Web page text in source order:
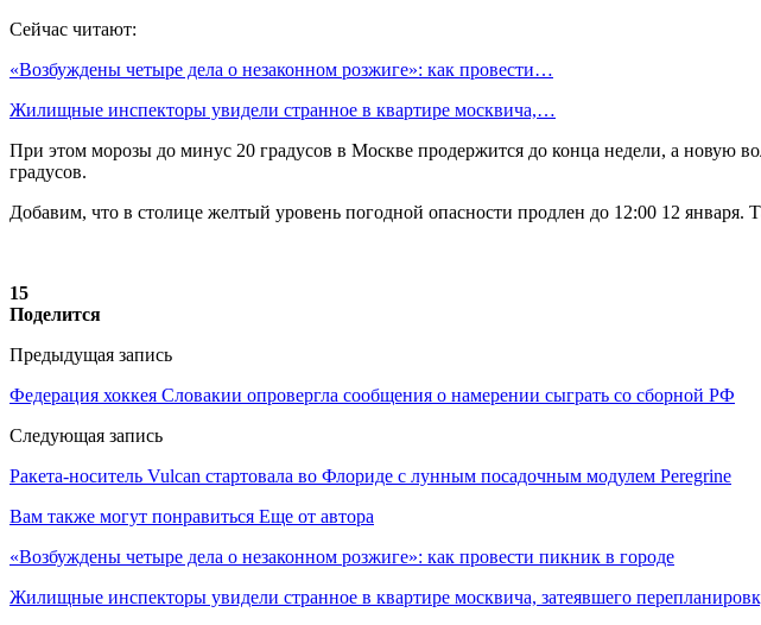
Сейчас читают:
«Возбуждены четыре дела о незаконном розжиге»: как провести…
Жилищные инспекторы увидели странное в квартире москвича,…
При этом морозы до минус 20 градусов в Москве продержится до конца недели, а новую
градусов.
Добавим, что в столице желтый уровень погодной опасности продлен до 12:00 12 января.
15
Поделится
Предыдущая запись
Федерация хоккея Словакии опровергла сообщения о намерении сыграть со сборной РФ
Следующая запись
Ракета-носитель Vulcan стартовала во Флориде с лунным посадочным модулем Peregrine
Вам также могут понравиться Еще от автора
«Возбуждены четыре дела о незаконном розжиге»: как провести пикник в городе
Жилищные инспекторы увидели странное в квартире москвича, затеявшего